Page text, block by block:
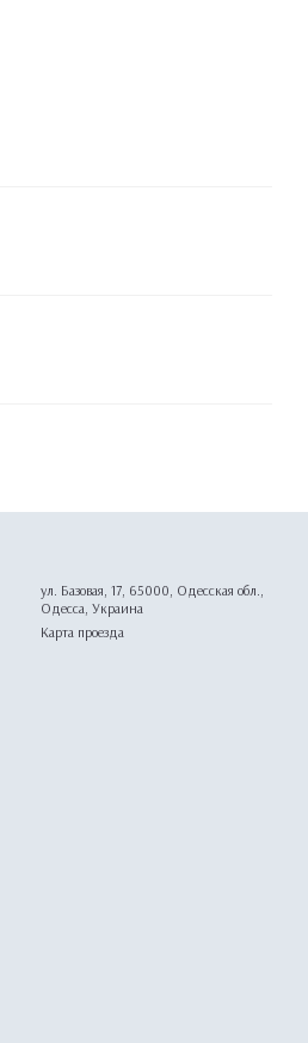
ул. Базовая, 17, 65000, Одесская обл.,
Одесса, Украина
Карта проезда